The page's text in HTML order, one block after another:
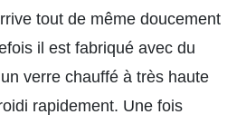
tout de même doucement
il est fabriqué avec du
verre chauffé à très haute
rapidement. Une fois